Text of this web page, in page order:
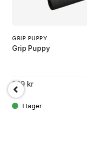
GRIP PUPPY
Grip Puppy
249 kr